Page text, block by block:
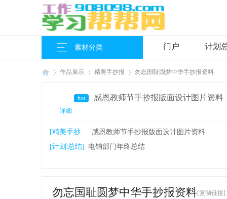
素材分类 门户 计划
作品展示 精美手抄报 勿忘国耻圆梦中华手抄报资料
hot 感恩教师节手抄报版面设计图片资料
详细
[精美手抄
报]
感恩教师节手抄报版面设计图片资料
[计划|总结]
电销部门年终总结
勿忘国耻圆梦中华手抄报资料[复制链接]